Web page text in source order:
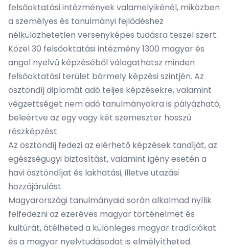
felsőoktatási intézmények valamelyikénél, miközben
a személyes és tanulmányi fejlődéshez
nélkülözhetetlen versenyképes tudásra teszel szert.
Közel 30 felsőoktatási intézmény 1300 magyar és
angol nyelvű képzéséből válogathatsz minden
felsőoktatási terület bármely képzési szintjén. Az
ösztöndíj diplomát adó teljes képzésekre, valamint
végzettséget nem adó tanulmányokra is pályázható,
beleértve az egy vagy két szemeszter hosszú
részképzést.
Az ösztöndíj fedezi az elérhető képzések tandíját, az
egészségügyi biztosítást, valamint igény esetén a
havi ösztöndíjat és lakhatási, illetve utazási
hozzájárulást.
Magyarországi tanulmányaid során alkalmad nyílik
felfedezni az ezeréves magyar történelmet és
kultúrát, átélheted a különleges magyar tradíciókat
és a magyar nyelvtudásodat is elmélyítheted.